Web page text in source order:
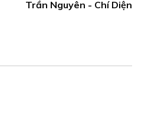
Trần Nguyên - Chí Diện